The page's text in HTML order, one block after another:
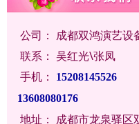
公司： 成都双鸿演艺设
联系： 吴红光\张凤
手机：
15208145526
13608080176
地址： 成都市龙泉驿区